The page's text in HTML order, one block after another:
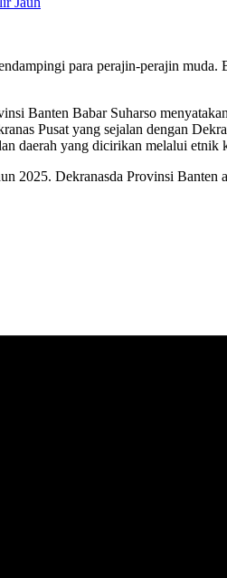
para perajin-perajin
Banten Babar Suharso
Pusat yang sejalan dengan
daerah yang dicirikan melalui etnik
2025. Dekranasda Provinsi